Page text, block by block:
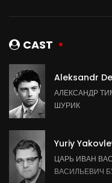
CAST
Aleksandr
АЛЕКСАНДР
ШУРИК
Yuriy
ЦАРЬ ИВАН
ВАСИЛЬЕВИЧ